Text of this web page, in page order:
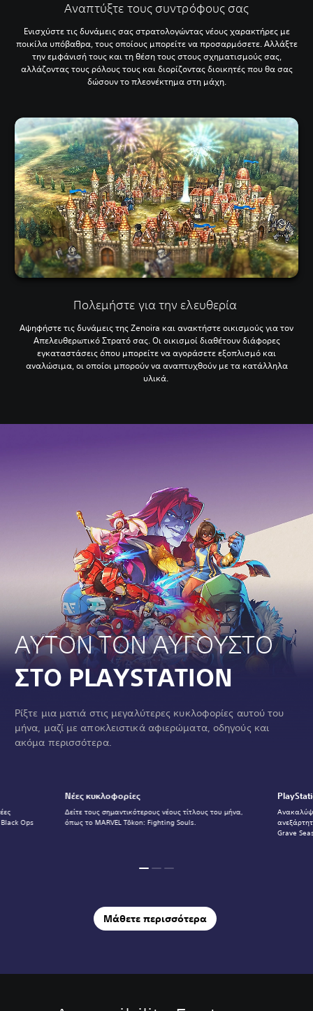
Αναπτύξτε τους συντρόφους σας
Ενισχύστε τις δυνάμεις σας στρατολογώντας νέους χαρακτήρες με
ποικίλα υπόβαθρα, τους οποίους μπορείτε να προσαρμόσετε. Αλλάξτε
την εμφάνισή τους και τη θέση τους στους σχηματισμούς σας,
αλλάζοντας τους ρόλους τους και διορίζοντας διοικητές που θα σας
δώσουν το πλεονέκτημα στη μάχη.
Πολεμήστε για την ελευθερία
Αψηφήστε τις δυνάμεις της Zenoira και ανακτήστε οικισμούς για τον
Απελευθερωτικό Στρατό σας. Οι οικισμοί διαθέτουν διάφορες
εγκαταστάσεις όπου μπορείτε να αγοράσετε εξοπλισμό και
αναλώσιμα, οι οποίοι μπορούν να αναπτυχθούν με τα κατάλληλα
υλικά.
ΑΥΤΟΝ ΤΟΝ ΑΥΓΟΥΣΤΟ
ΣΤΟ PLAYSTATION
Ρίξτε μια ματιά στις μεγαλύτερες κυκλοφορίες αυτού του
μήνα, μαζί με αποκλειστικά αφιερώματα, οδηγούς και
ακόμα περισσότερα.
Νέες κυκλοφορίες
Δείτε τους σημαντικότερους νέους τίτλους του μήνα,
όπως το MARVEL Tōkon: Fighting Souls.
Grave
Ops
Μάθετε περισσότερα